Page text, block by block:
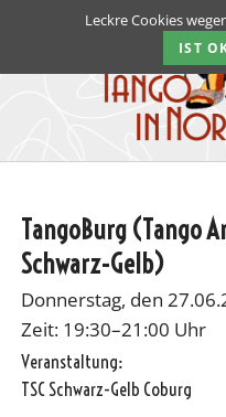
TangoBurg (Tango
Schwarz-Gelb)
Donnerstag, den
Zeit: 19:30–21:00 Uhr
Veranstaltung:
TSC Schwarz-Gelb Coburg
Leckre Cookies
IST